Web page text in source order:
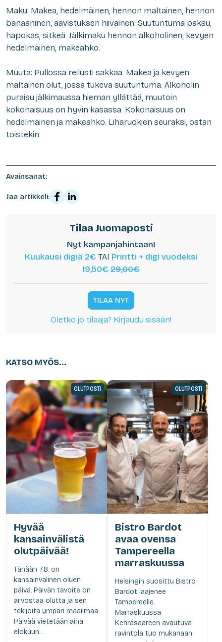
Maku: Makea, hedelmäinen, hennon maltainen, hennon
banaaninen, aavistuksen hiivainen. Suutuntuma paksu,
hapokas, sitkeä. Jälkimaku hennon alkoholinen, kevyen
hedelmäinen, makeahko.
Muuta: Pullossa reilusti sakkaa. Makea ja kevyen
maltainen olut, jossa tukeva suutuntuma. Alkoholin
puraisu jälkimaussa hieman yllättää, muutoin
kokonaisuus on hyvin kasassa. Kokonaisuus on
hedelmäinen ja makeahko. Liharuokien seuraksi, ostan
toistekin.
Avainsanat:
Jaa artikkeli:
Tilaa Juomaposti
Nyt kampanjahintaan!
Kuukausi digiä 2€ TAI Printti + digi vuodeksi
19,50€ 29,00€
TILAA NYT
Oletko jo tilaaja? Kirjaudu sisään!
KATSO MYÖS...
OLUTPOSTI
Hyvää
kansainvälistä
olutpäivää!
Tänään 7.8. on
kansainvälinen oluen
päivä. Päivän tavoite on
arvostaa olutta ja sen
tekijöitä ympäri maailmaa.
Päivää vietetään aina
elokuun...
OLUTPOSTI
Bistro Bardot
avaa ovensa
Tampereella
marraskuussa
Helsingin suosittu Bistro
Bardot laajenee
Tampereelle.
Marraskuussa
Kehräsaareen avautuva
ravintola tuo mukanaan